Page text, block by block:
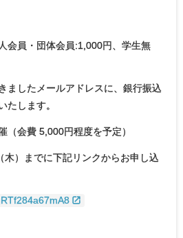
会員・団体会員:1,000円、学生無
ましたメールアドレスに、銀行振込
たします。
（会費 5,000円程度を予定）
木）までに下記リンクからお申し込